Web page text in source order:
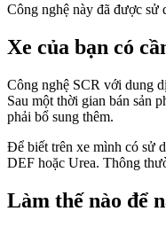
Công nghệ này đã được sử
Xe của bạn có
Công nghệ SCR với dung
Sau một thời gian bán sản
phải bổ sung thêm.
Để biết trên xe mình có sử
DEF hoặc Urea. Thông
Làm thế nào để